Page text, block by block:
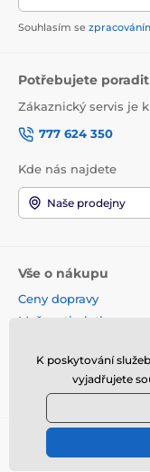
Souhlasím se
Potřebujete poradit
Zákaznický servis je
777 624 350
Kde nás najdete
Naše prodejny
Vše o nákupu
Ceny dopravy
Možnosti platby
Reklamace a vrácení
Věrnostní program
© 2026
K poskytování
vyjadřujete